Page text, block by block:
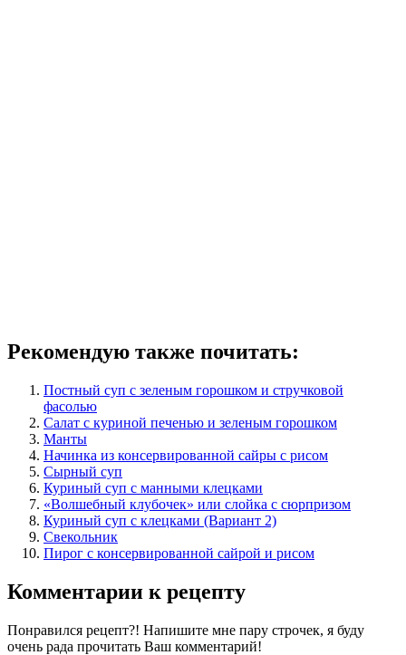
Рекомендую также почитать:
Постный суп с зеленым горошком и стручковой
фасолью
Салат с куриной печенью и зеленым горошком
Манты
Начинка из консервированной сайры с рисом
Сырный суп
Куриный суп с манными клецками
«Волшебный клубочек» или слойка с сюрпризом
Куриный суп с клецками (Вариант 2)
Свекольник
Пирог с консервированной сайрой и рисом
Комментарии к рецепту
Понравился рецепт?! Напишите мне пару строчек, я буду
очень рада прочитать Ваш комментарий!